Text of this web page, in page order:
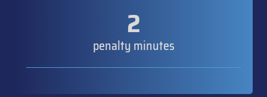
2
penalty minutes